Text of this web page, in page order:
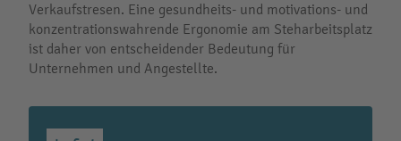
Verkaufstresen. Eine gesundheits- und motivations- und
konzentrationswahrende Ergonomie am Steharbeitsplatz
ist daher von entscheidender Bedeutung für
Unternehmen und Angestellte.